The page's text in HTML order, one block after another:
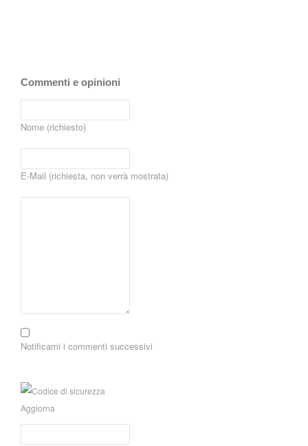
Commenti e opinioni
Nome (richiesto)
E-Mail (richiesta, non verrà mostrata)
Notificami i commenti successivi
Aggiorna